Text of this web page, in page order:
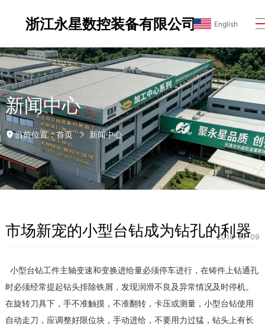
浙江永星数控装备有限公司 English
新闻中心
当前位置：首页 新闻中心
市场新宠的小型台钻成为钻孔的利器
2018-07-09
小型台钻工件主轴变速和变换进给量必须停车进行，在铸件上钻通孔
时必须经常提起钻头排除铁屑，发现润滑不良及异常情况及时停机。
在旋转刀具下，手不准触摸，不准翻转，卡压或测量，小型台钻使用
自动走刀，应调整好限位块，手动进给，不要用力过猛，钻头上有长